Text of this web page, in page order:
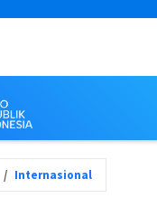
Internasional